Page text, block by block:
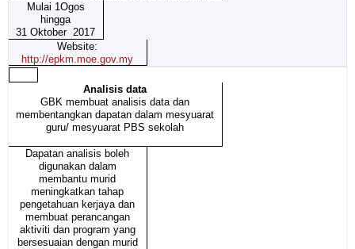
Mulai 1Ogos
hingga
31 Oktober 2017
Website:
http://epkm.moe.gov.my
Analisis data
GBK membuat analisis data dan
membentangkan dapatan dalam mesyuarat
guru/ mesyuarat PBS sekolah
Dapatan analisis boleh
digunakan dalam
membantu murid
meningkatkan tahap
pengetahuan kerjaya dan
membuat perancangan
aktiviti dan program yang
bersesuaian dengan murid